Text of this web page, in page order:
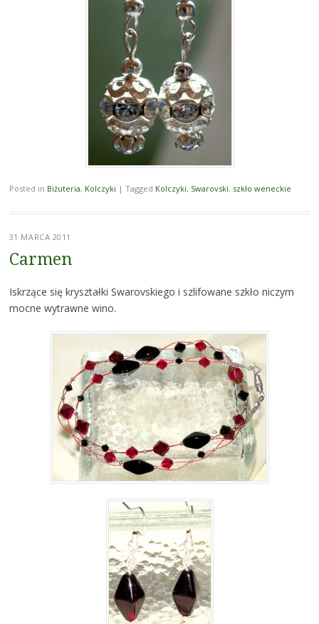
Posted in Biżuteria, Kolczyki | Tagged Kolczyki, Swarovski, szkło weneckie
31 MARCA 2011
Carmen
Iskrzące się kryształki Swarovskiego i szlifowane szkło niczym
mocne wytrawne wino.